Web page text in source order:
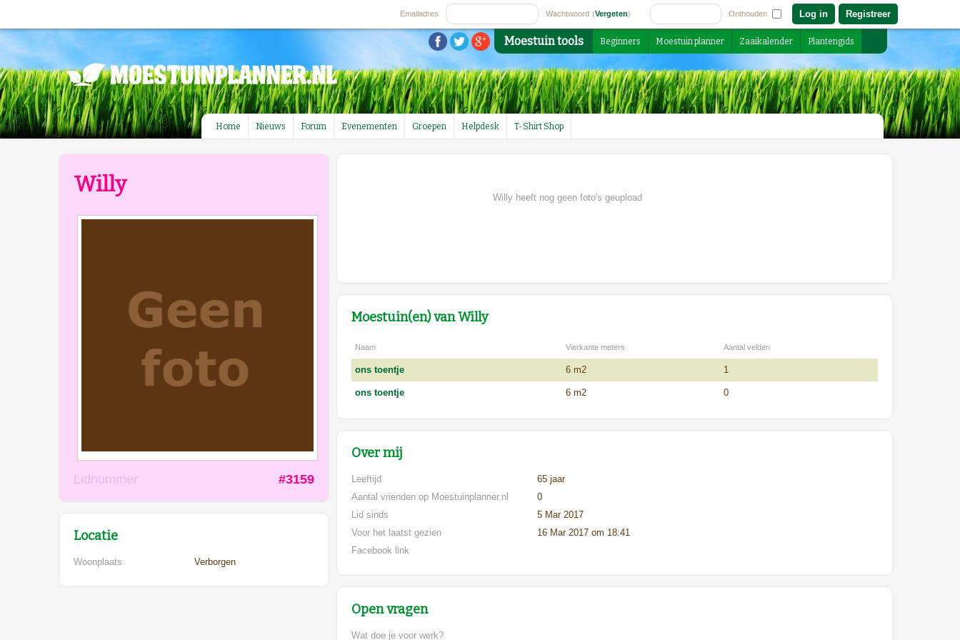
(Vergeten)
Emailadres Wachtwoord Onthouden Registreer
Moestuin tools Beginners Moestuin planner Zaaikalender Plantengids
Home Nieuws Forum Evenementen Groepen Helpdesk T-Shirt Shop
Willy
Lidnummer #3159
Locatie
Woonplaats Verborgen
Willy heeft nog geen foto's geupload
Moestuin(en) van Willy
Naam Vierkante meters Aantal velden
ons toentje 6 m2 1
ons toentje 6 m2 0
Over mij
Leeftijd
65 jaar
Aantal vrienden op Moestuinplanner.nl
0
Lid sinds
5 Mar 2017
Voor het laatst gezien
16 Mar 2017 om 18:41
Facebook link
Open vragen
Wat doe je voor werk?